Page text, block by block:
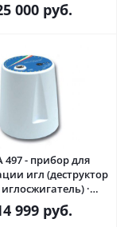
000руб.
497 - прибор для
игл (деструктор
·
S.r.l. (Италия)
999руб.